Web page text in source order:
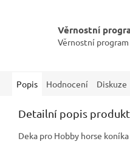
Věrnostní
Věrnostní
Popis Hodnocení Diskuze
Detailní popis
Deka pro Hobby horse